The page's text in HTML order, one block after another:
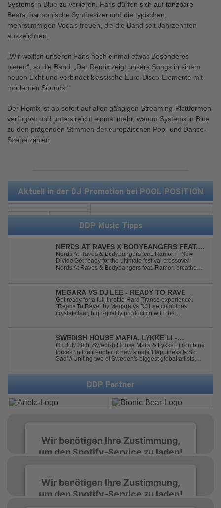
Aktuell in der DJ Promotion bei POOL POSITION
DDP Music Tipps
NERDS AT RAVES X BODYBANGERS FEAT.
RAMORI - NEW DIVIDE
Nerds At Raves & Bodybangers feat. Ramori – New
Divide Get ready for the ultimate festival crossover!
Nerds At Raves & Bodybangers feat. Ramori breathe
makeover. From emotional singalong moments t...
MEGARA VS DJ LEE - READY TO RAVE
Get ready for a full-throttle Hard Trance experience!
"Ready To Rave" by Megara vs DJ Lee combines
crystal-clear, high-quality production with the
track delivers pure rave nostalgia wh...
SWEDISH HOUSE MAFIA, LYKKE LI -
HAPPINESS IS SO SAD
On July 30th, Swedish House Mafia & Lykke Li combine
forces on their euphoric new single 'Happiness Is So
Sad' // Uniting two of Sweden's biggest global artists,
happiest moments are often the hardest to say goodbye
to // The track was ...DDP Partner
Wir benötigen Ihre Zustimmung,
um den Spotify-Service zu laden!
einzubetten. Dieser Service kann Daten zu
Ihren Aktivitäten sammeln. Bitte lesen Sie die
Wir benötigen Ihre Zustimmung,
um den Spotify-Service zu laden!
Systems in Blue zu verlieren. Fans dürfen sich auf tanzbare
Beats, harmonische Synthesizer und die typischen,
mehrstimmigen Vocals freuen, die die Band seit Jahrzehnten
auszeichnen.
„Wir wollten unseren Fans noch einmal etwas Besonderes
bieten“, so die Band. „Der Remix zeigt unsere Songs in einem
neuen Licht und verbindet klassische Euro-Disco-Elemente mit
modernen Sounds.“
Der Remix ist ab sofort auf allen gängigen Streaming-Plattformen
verfügbar und unterstreicht einmal mehr, warum Systems in Blue
zu den prägenden Stimmen der europäischen Pop- und Dance-
Szene zählen.